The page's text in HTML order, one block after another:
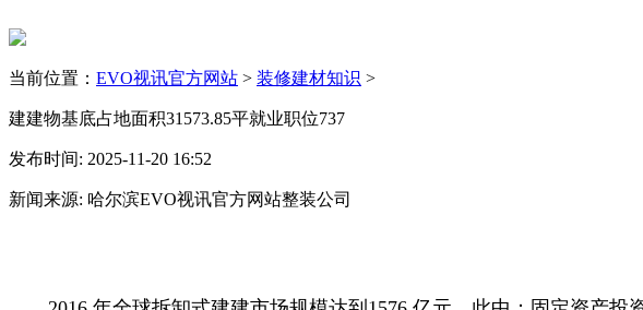
当前位置： EVO视讯官方网站 > 装修建材知识 >
建建物基底占地面积31573.85平就业职位737
发布时间: 2025-11-20 16:52
新闻来源: 哈尔滨EVO视讯官方网站整装公司